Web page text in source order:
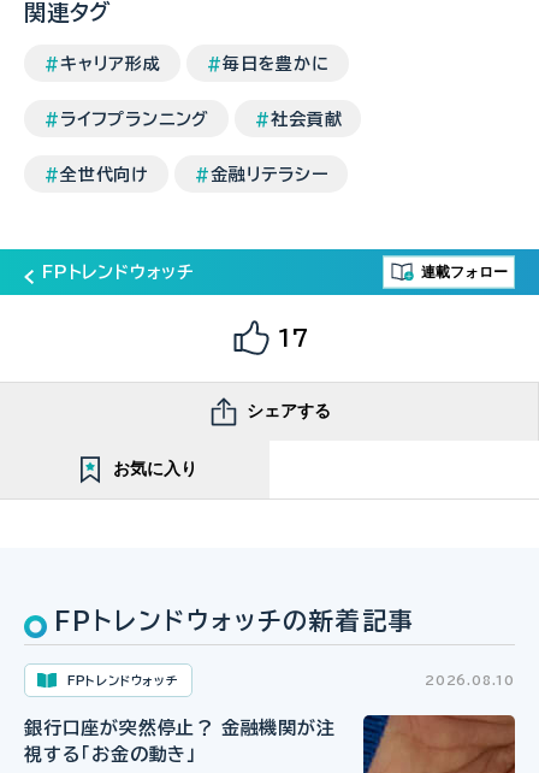
関連タグ
キャリア形成 毎日を豊かに
ライフプランニング 社会貢献
全世代向け 金融リテラシー
FPトレンドウォッチ 連載フォロー
17
シェアする
お気に入り
FPトレンドウォッチの新着記事
FPトレンドウォッチ 2026.08.10
銀行口座が突然停止？ 金融機関が注
視する「お金の動き」